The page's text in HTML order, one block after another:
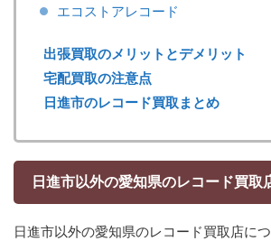
エコストアレコード
出張買取のメリットとデメリット
宅配買取の注意点
日進市のレコード買取まとめ
日進市以外の愛知県のレコード買取
日進市以外の愛知県のレコード買取店に